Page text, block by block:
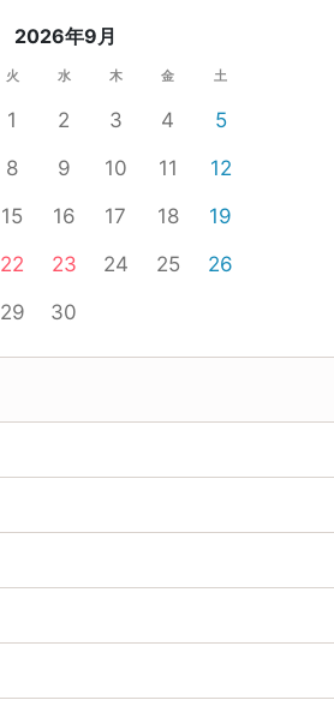
2026年9月
火 水 木 金 土
1 2 3 4
5
8 9 10 11
12
15 16 17 18
19
22 23 24 25
26
29 30